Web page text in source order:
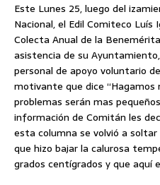
Este Lunes 25, luego del
Nacional, el Edil Comiteco Luís
Colecta Anual de la
asistencia de su
personal de apoyo voluntario
motivante que dice “Hagamos
problemas serán mas
información de Comitán les
esta columna se volvió a
que hizo bajar la calurosa
grados centígrados y que aquí